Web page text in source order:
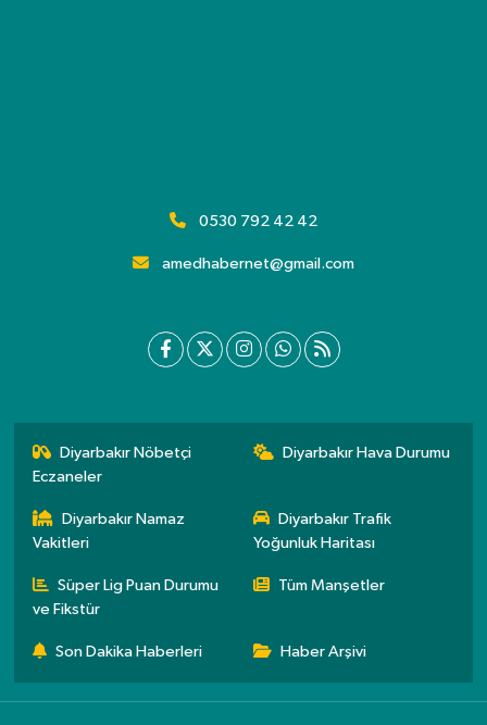
0530 792 42 42
amedhabernet@gmail.com
Diyarbakır Nöbetçi
Eczaneler
Diyarbakır Hava Durumu
Diyarbakır Namaz
Vakitleri
Diyarbakır Trafik
Yoğunluk Haritası
Süper Lig Puan Durumu
ve Fikstür
Tüm Manşetler
Son Dakika Haberleri Haber Arşivi